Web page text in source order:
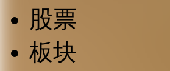
股票
板块